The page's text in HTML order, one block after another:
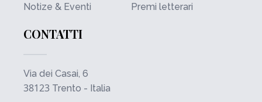
Notize & Eventi Premi letterari
CONTATTI
Via dei Casai, 6
38123 Trento - Italia